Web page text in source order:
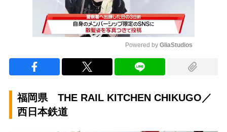
Powered by GliaStudios
福岡県 THE RAIL KITCHEN CHIKUGO／
西日本鉄道